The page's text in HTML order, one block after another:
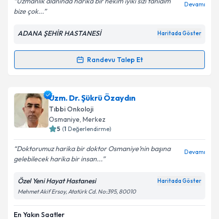
Kişisel verilerimin işlenmesine ilişkin
Aydınlatma
kapsamda işlenmesini kabul ediyorum.
bize çok...
Devamı
ADANA ŞEHİR HASTANESİ Haritada Göster
Randevu Talep Et
Randevu Takvimi Talebi
Prof. Dr. Timuçin Çiliçin randevu takvimi talebi
oluşturun. Size bu uzmandan randevu almanız için bir
takvim hazırlandığında e-posta ile bilgilendireceğiz.
Kişisel verilerimin işlenmesine ilişkin
Aydınlatma
Metni'ni okudum ve kişisel verilerimin belirtilen
kapsamda işlenmesini kabul ediyorum.
Uzm. Dr. Şükrü Özaydın
Tıbbi Onkoloji
Osmaniye, Merkez
5 (1 Değerlendirme)
Doktorumuz harika bir doktor Osmaniye’nin başına
gelebilecek harika bir insan...
Devamı
Özel Yeni Hayat Hastanesi Haritada Göster
Mehmet Akif Ersoy, Atatürk Cd. No:395, 80010
En Yakın Saatler